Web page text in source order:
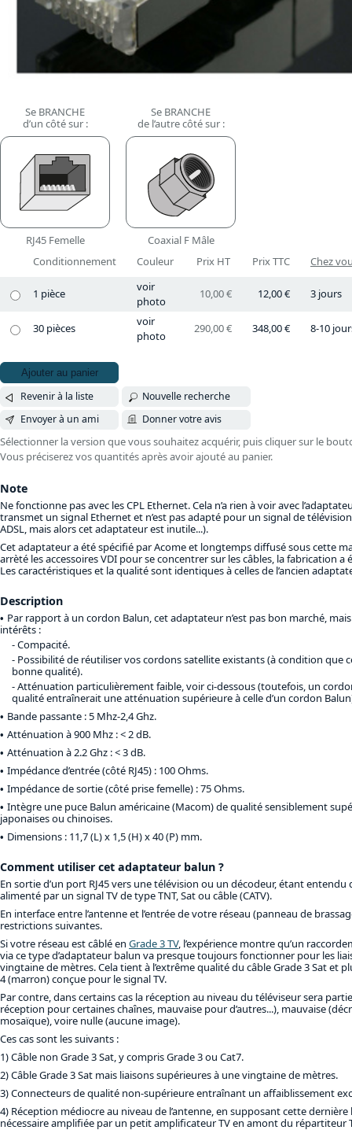
Se BRANCHE
d’un côté sur :
RJ45 Femelle
Se BRANCHE
de l’autre côté sur :
Coaxial F Mâle
Conditionnement
Couleur Prix HT Prix TTC Chez
1 pièce
voir
photo
10,00 € 12,00 € 3 jours
30 pièces
voir
photo
290,00 € 348,00 € 8-10
Ajouter au panier
Revenir à la liste
Nouvelle recherche
Envoyer à un ami
Donner votre avis
Sélectionner la version que vous souhaitez acquérir, puis cliquer sur le
Vous préciserez vos quantités après avoir ajouté au panier.
Note
Ne fonctionne pas avec les CPL Ethernet. Cela n’a rien à voir avec
transmet un signal Ethernet et n’est pas adapté pour un signal de
ADSL, mais alors cet adaptateur est inutile...).
Cet adaptateur a été spécifié par Acome et longtemps diffusé sous cette
arrèté les accessoires VDI pour se concentrer sur les câbles, la fabrication
Les caractéristiques et la qualité sont identiques à celles de l’ancien
Description
Par rapport à un cordon Balun, cet adaptateur n’est pas bon marché,
intérêts :
Compacité.
Possibilité de réutiliser vos cordons satellite existants (à condition que
bonne qualité).
Atténuation particulièrement faible, voir ci-dessous (toutefois, un
qualité entraînerait une atténuation supérieure à celle d’un cordon
Bande passante : 5 Mhz-2,4 Ghz.
Atténuation à 900 Mhz : < 2 dB.
Atténuation à 2.2 Ghz : < 3 dB.
Impédance d’entrée (côté RJ45) : 100 Ohms.
Impédance de sortie (côté prise femelle) : 75 Ohms.
Intègre une puce Balun américaine (Macom) de qualité sensiblement
japonaises ou chinoises.
Dimensions : 11,7 (L) x 1,5 (H) x 40 (P) mm.
Comment utiliser cet adaptateur balun ?
En sortie d’un port RJ45 vers une télévision ou un décodeur, étant entendu
alimenté par un signal TV de type TNT, Sat ou câble (CATV).
En interface entre l’antenne et l’entrée de votre réseau (panneau de
restrictions suivantes.
Si votre réseau est câblé en Grade 3 TV, l’expérience montre qu’un
via ce type d’adaptateur balun va presque toujours fonctionner pour les
vingtaine de mètres. Cela tient à l’extrême qualité du câble Grade 3 Sat et
4 (marron) conçue pour le signal TV.
Par contre, dans certains cas la réception au niveau du téléviseur sera
réception pour certaines chaînes, mauvaise pour d’autres...), mauvaise
mosaïque), voire nulle (aucune image).
Ces cas sont les suivants :
1) Câble non Grade 3 Sat, y compris Grade 3 ou Cat7.
2) Câble Grade 3 Sat mais liaisons supérieures à une vingtaine de mètres.
3) Connecteurs de qualité non-supérieure entraînant un affaiblissement
4) Réception médiocre au niveau de l’antenne, en supposant cette
nécessaire amplifiée par un petit amplificateur TV en amont du répartiteur